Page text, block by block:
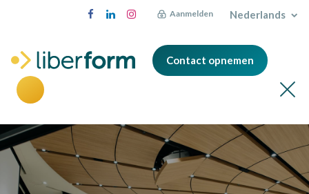
Aanmelden Nederlands
Contact opnemen